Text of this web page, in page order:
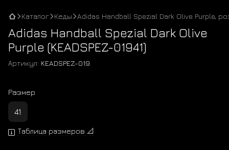
Каталог Кеды Adidas Handball Spezial Dark Olive Purple,
Adidas Handball Spezial Dark Olive
Purple (KEADSPEZ-01941)
Артикул: KEADSPEZ-019
Размер
41
Таблица размеров 📐